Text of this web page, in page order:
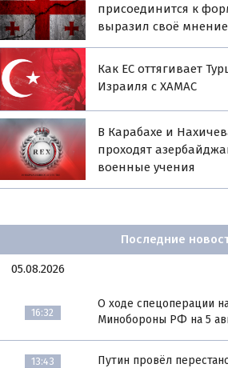
присоединится к
выразил своё мнение
Как ЕС оттягивает
Израиля с ХАМАС
В Карабахе и
проходят
военные учения
Последние
05.08.2026
16:32
О ходе спецоперации
Минобороны РФ на 5
13:43 Путин провёл